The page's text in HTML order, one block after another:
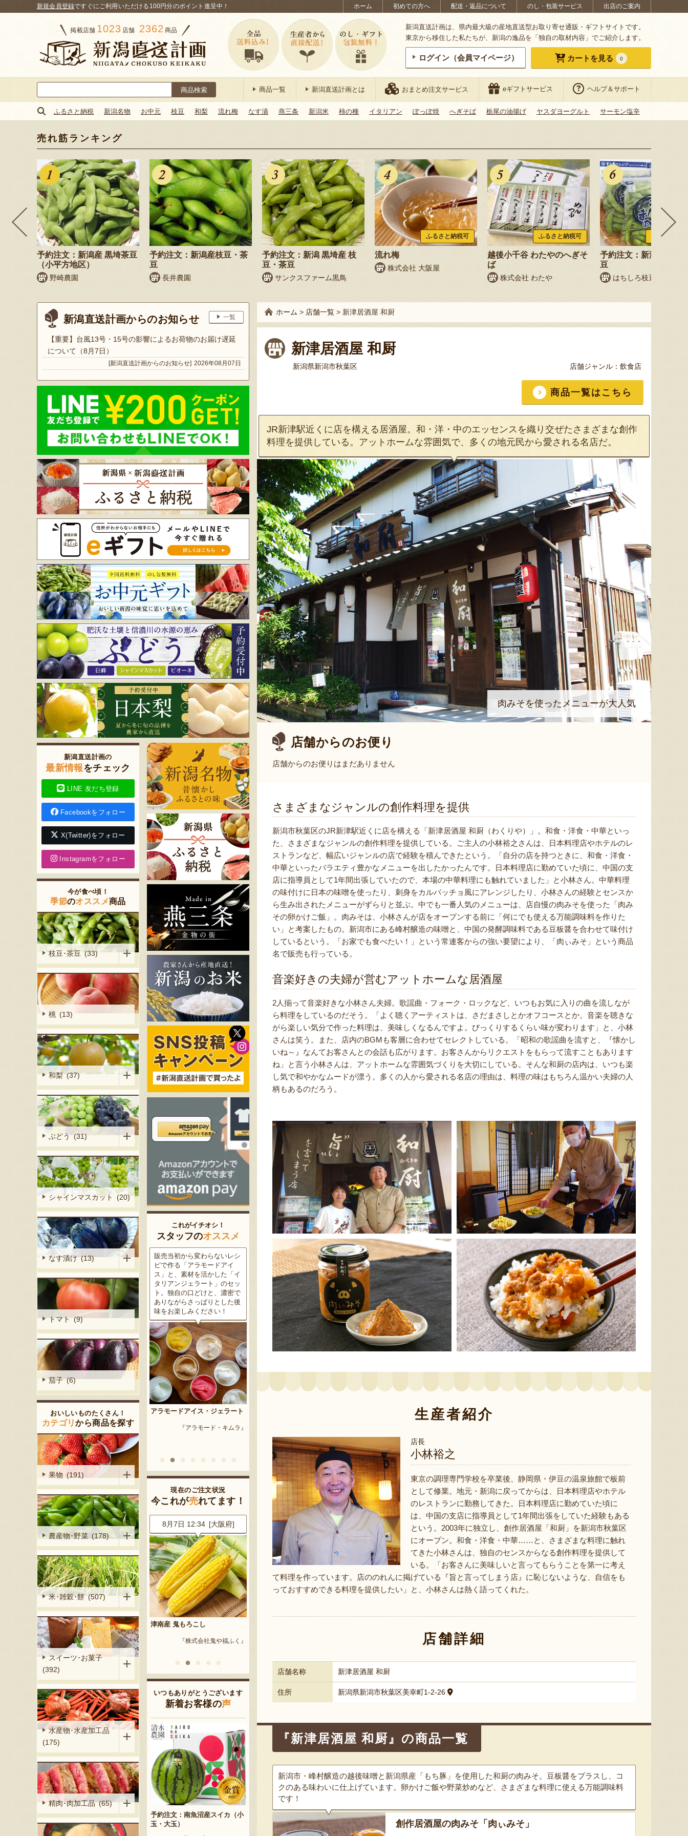
ホーム 初めての方へ 配送・返品について のし・包装サービス 出店のご案内
新規会員登録ですぐにご利用いただける100円分のポイント進呈中！
掲載店舗 1023 店舗 2362 商品
新潟直送計画は、県内最大級の産地直送型お取り寄せ通販・ギフトサイトです。
東京から移住した私たちが、新潟の逸品を「独自の取材内容」でご紹介します。
ログイン（会員マイページ） カートを見る 0
索:
商品一覧 新潟直送計画とは おまとめ注文サービス eギフトサービス ヘルプ＆サポート
ふるさと納税 新潟名物 お中元 枝豆 和梨 流れ梅 なす漬 燕三条 新潟米 柿の種 イタリアン ぽっぽ焼 へぎそば 栃尾の油揚げ ヤスダヨーグルト サーモン塩辛
売れ筋ランキング
予約注文：新潟産 黒埼茶豆
（小平方地区）
野崎農園
予約注文：新潟産枝豆・茶
豆
長井農園
予約注文：新潟 黒埼産 枝
豆・茶豆
サンクスファーム黒鳥
ふるさと納税可
流れ梅
株式会社 大阪屋
ふるさと納税可
越後小千谷 わたやのへぎそ
ば
株式会社 わたや
ふるさと納
予約注文：新潟産 枝豆
豆
はちしろ枝豆農園
新潟直送計画からのお知らせ 一覧
【重要】台風13号・15号の影響によるお荷物のお届け遅延
について（8月7日）
[新潟直送計画からのお知らせ] 2026年08月07日
ホーム > 店舗一覧 > 新津居酒屋 和厨
新津居酒屋 和厨
新潟県新潟市秋葉区 店舗ジャンル： 飲食店
商品一覧はこちら
JR新津駅近くに店を構える居酒屋。和・洋・中のエッセンスを織り交ぜたさまざまな創作
料理を提供している。アットホームな雰囲気で、多くの地元民から愛される名店だ。
肉みそを使ったメニューが大人気
店舗からのお便り
店舗からのお便りはまだありません
さまざまなジャンルの創作料理を提供
新潟市秋葉区のJR新津駅近くに店を構える「新津居酒屋 和厨（わくりや）」。和食・洋食・中華といっ
た、さまざまなジャンルの創作料理を提供している。ご主人の小林裕之さんは、日本料理店やホテルのレ
ストランなど、幅広いジャンルの店で経験を積んできたという。「自分の店を持つときに、和食・洋食・
中華といったバラエティ豊かなメニューを出したかったんです。日本料理店に勤めていた頃に、中国の支
店に指導員として1年間出張していたので、本場の中華料理にも触れていました」と小林さん。中華料理
の味付けに日本の味噌を使ったり、刺身をカルパッチョ風にアレンジしたり、小林さんの経験とセンスか
ら生み出されたメニューがずらりと並ぶ。中でも一番人気のメニューは、店自慢の肉みそを使った「肉み
その卵かけご飯」。肉みそは、小林さんが店をオープンする前に「何にでも使える万能調味料を作りた
い」と考案したもの。新潟市にある峰村醸造の味噌と、中国の発酵調味料である豆板醤を合わせて味付け
しているという。「お家でも食べたい！」という常連客からの強い要望により、「肉ぃみそ」という商品
名で販売も行っている。
音楽好きの夫婦が営むアットホームな居酒屋
2人揃って音楽好きな小林さん夫婦。歌謡曲・フォーク・ロックなど、いつもお気に入りの曲を流しなが
ら料理をしているのだそう。「よく聴くアーティストは、さだまさしとかオフコースとか。音楽を聴きな
がら楽しい気分で作った料理は、美味しくなるんですよ。びっくりするくらい味が変わります」と、小林
さんは笑う。また、店内のBGMも客層に合わせてセレクトしている。「昭和の歌謡曲を流すと、『懐かし
いね～』なんてお客さんとの会話も広がります。お客さんからリクエストをもらって流すこともあります
ね」と言う小林さんは、アットホームな雰囲気づくりを大切にしている。そんな和厨の店内は、いつも楽
し気で和やかなムードが漂う。多くの人から愛される名店の理由は、料理の味はもちろん温かい夫婦の人
柄もあるのだろう。
生産者紹介
店長
小林裕之
東京の調理専門学校を卒業後、静岡県・伊豆の温泉旅館で板前
として修業。地元・新潟に戻ってからは、日本料理店やホテル
のレストランに勤務してきた。日本料理店に勤めていた頃に
は、中国の支店に指導員として1年間出張をしていた経験もある
という。2003年に独立し、創作居酒屋「和厨」を新潟市秋葉区
にオープン。和食・洋食・中華……と、さまざまな料理に触れ
てきた小林さんは、独自のセンスからなる創作料理を提供して
いる。「お客さんに美味しいと言ってもらうことを第一に考え
て料理を作っています。店ののれんに掲げている『旨と言ってしまう店』に恥じないような、自信をも
っておすすめできる料理を提供したい」と、小林さんは熱く語ってくれた。
店舗詳細
店舗名称 新津居酒屋 和厨
住所 新潟県新潟市秋葉区美幸町1-2-26
『新津居酒屋 和厨』の商品一覧
新潟市・峰村醸造の越後味噌と新潟県産「もち豚」を使用した和厨の肉みそ。豆板醤をプラスし、コ
クのある味わいに仕上げています。卵かけご飯や野菜炒めなど、さまざまな料理に使える万能調味料
です！
創作居酒屋の肉みそ「肉ぃみそ」
新潟直送計画の
最新情報をチェック
LINE 友だち登録
Facebookをフォロー
X(Twitter)をフォロー
Instagramをフォロー
今が食べ頃！
季節のオススメ商品
枝豆･茶豆 (33)
桃 (13)
和梨 (37)
ぶどう (31)
シャインマスカット (20)
なす漬け (13)
トマト (9)
茄子 (6)
おいしいものたくさん！
カテゴリから商品を探す
果物 (191)
農産物･野菜 (178)
米･雑穀･餅 (507)
スイーツ･お菓子
(392)
水産物･水産加工品
(175)
精肉･肉加工品 (65)
これがイチオシ！
スタッフのオススメ
販売当初から変わらないレシ
ピで作る「アラモードアイ
ス」と、素材を活かした「イ
タリアンジェラート」のセッ
ト。独自の口どけと、濃密で
ありながらさっぱりとした後
味をお楽しみください！
アラモードアイス・ジェラート
『アラモード・キムラ』
この道50年の大ベテラン農家
が育てた美味しい新潟枝豆・
茶豆！手塩にかけて育てた枝
豆の甘味と深い香り、コクの
ある旨味を是非一度お試し下
さい。お中元にもオススメ！
予約注文：新潟産 枝豆・茶豆
新潟の夏と言えば大阪屋の流
れ梅！国産の梅果汁とくずき
り風のゼリーの相性が抜群。
爽やかな甘みとツルッとした
食感は一度食べたらクセにな
るはず！お中元にも喜ばれる
こと間違い無し！
魚沼市だけで作られている
「深雪なす」を使ったなす漬
け。しっかりとした塩味が好
評で、地元の直売所で大人気
の商品です。夏はもちろん、
甘みがのった秋なすは特に絶
品。新米との相性も抜群で
す！
予約注文：魚沼の定番 まるつた
『農房 丸蔦食品』
太田農園が手塩にかけて育て
たアールスメロン！イギリス
生まれの原種メロンの血をひ
く、「メロンの王様」とも呼
ばれる高級メロンを農園より
直送！お盆などの贈答用にも
おすすめです。
予約注文：新潟産 アールスメロ
ン（盆メロン）
新潟市江南区で育てられた和
梨。有機質肥料と、すべての
実に袋をかける丁寧な手仕事
によって、濃厚な甘みと美し
い姿を持つ梨が生み出されま
す。「愛甘水」や「王秋」な
ど、旬の品種をお届けしま
す。
現在のご注文状況
今これが売れてます！
平方地区）
『野崎農園』
8月7日 12:34 [大阪府]
津南産 鬼もろこし
『株式会社鬼や福ふく』
8月7日 12:34 [東京都]
令和7年度米 南魚沼産コシヒカ
8月7日 12:23 [新潟県] 8月7日 12:20 [埼玉県]
『野崎農園』
8月7日 12:35 [東京都] 8月7日 12:34 [大阪府]
いつもありがとうございます
新着お客様の声
予約注文：南魚沼産スイカ（小
玉・大玉）